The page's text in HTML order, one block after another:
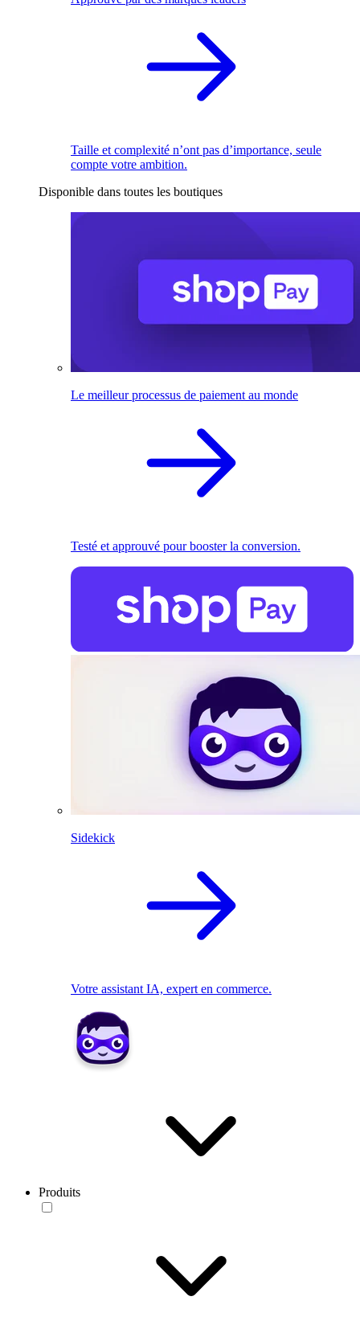
Taille et complexité n’ont pas d’importance, seule
compte votre ambition.
Disponible dans toutes les boutiques
Le meilleur processus de paiement au monde
Testé et approuvé pour booster la conversion.
Sidekick
Votre assistant IA, expert en commerce.
Produits